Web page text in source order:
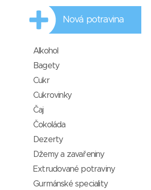
Nová potravina
Alkohol
Bagety
Cukr
Cukrovinky
Čaj
Čokoláda
Dezerty
Džemy a zavařeniny
Extrudované potraviny
Gurmánské speciality